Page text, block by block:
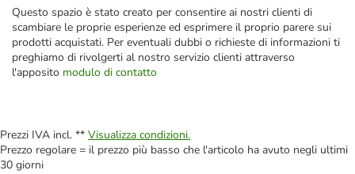
Questo spazio è stato creato per consentire ai nostri clienti di
scambiare le proprie esperienze ed esprimere il proprio parere sui
prodotti acquistati. Per eventuali dubbi o richieste di informazioni ti
preghiamo di rivolgerti al nostro servizio clienti attraverso
l'apposito modulo di contatto
Prezzi IVA incl. ** Visualizza condizioni.
Prezzo regolare = il prezzo più basso che l'articolo ha avuto negli ultimi
30 giorni